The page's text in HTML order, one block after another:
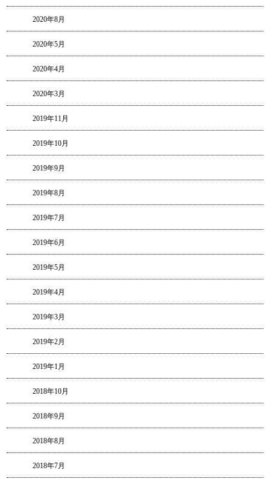
2020年8月
2020年5月
2020年4月
2020年3月
2019年11月
2019年10月
2019年9月
2019年8月
2019年7月
2019年6月
2019年5月
2019年4月
2019年3月
2019年2月
2019年1月
2018年10月
2018年9月
2018年8月
2018年7月